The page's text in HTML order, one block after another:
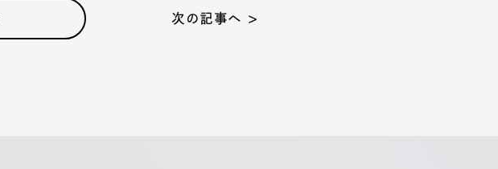
次の記事へ >